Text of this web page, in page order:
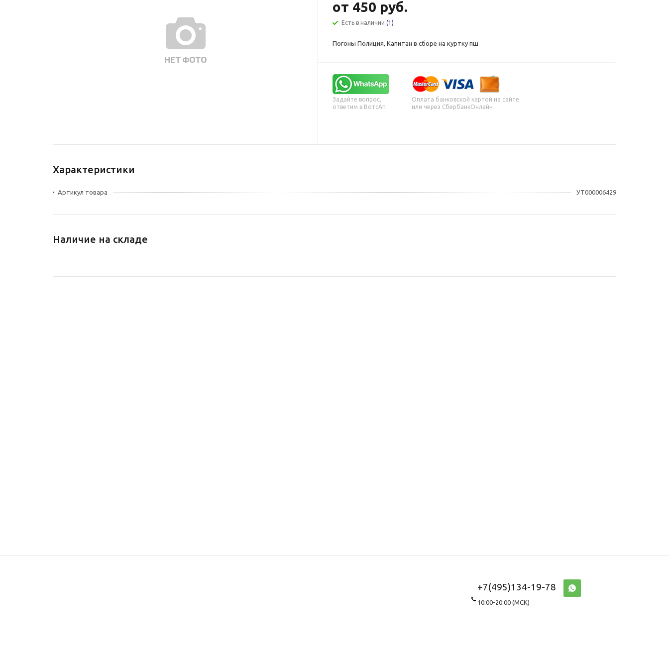
от 450 руб.
Есть в наличии(1)
Погоны Полиция, Капитан в сборе на куртку пш
Задайте вопрос,
ответим в ВотсАп
Оплата банковской картой на сайте
или через СбербанкОнлайн
Характеристики
Артикул товара УТ000006429
Наличие на складе
+7(495)134-19-78
10:00-20:00 (МСК)